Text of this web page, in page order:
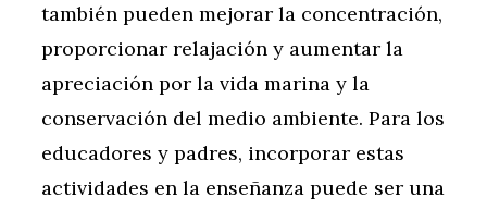
también pueden mejorar la concentración,
proporcionar relajación y aumentar la
apreciación por la vida marina y la
conservación del medio ambiente. Para los
educadores y padres, incorporar estas
actividades en la enseñanza puede ser una